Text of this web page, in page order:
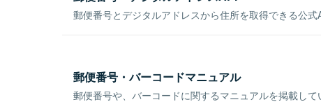
郵便番号とデジタルアドレスから住所を取得できる公式
郵便番号・バーコードマニュアル
郵便番号や、バーコードに関するマニュアルを掲載して